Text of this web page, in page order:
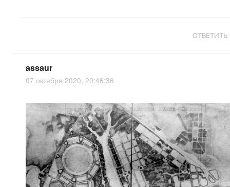
ОТВЕТИТЬ
assaur
07 октября 2020, 20:46:36